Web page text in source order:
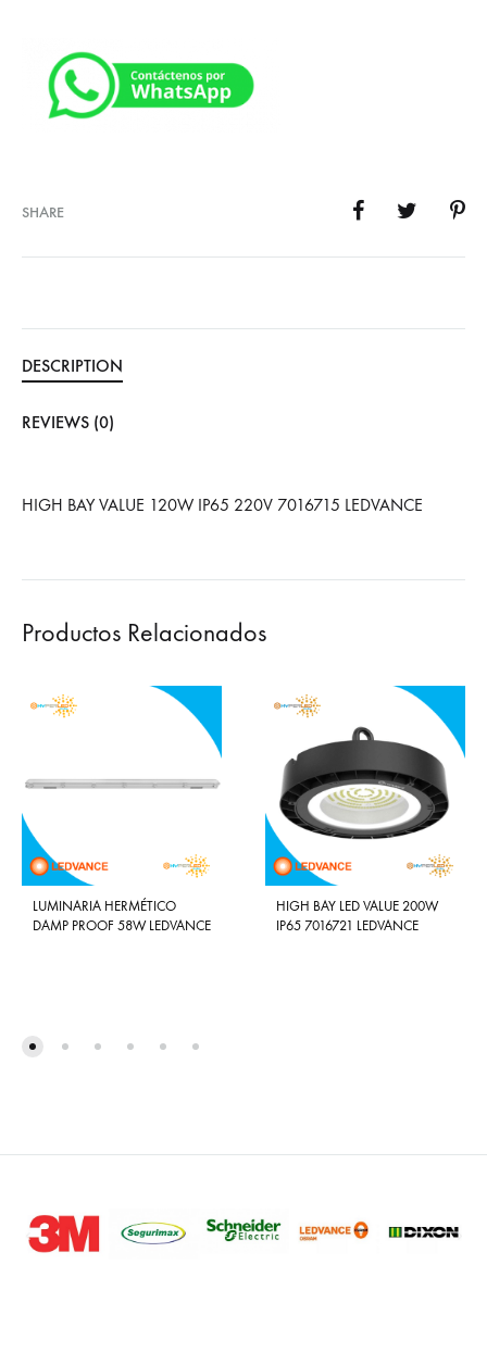
SHARE
DESCRIPTION
REVIEWS (0)
HIGH BAY VALUE 120W IP65 220V 7016715 LEDVANCE
Productos Relacionados
LUMINARIA HERMÉTICO
DAMP PROOF 58W LEDVANCE
HIGH BAY LED VALUE 200W
IP65 7016721 LEDVANCE